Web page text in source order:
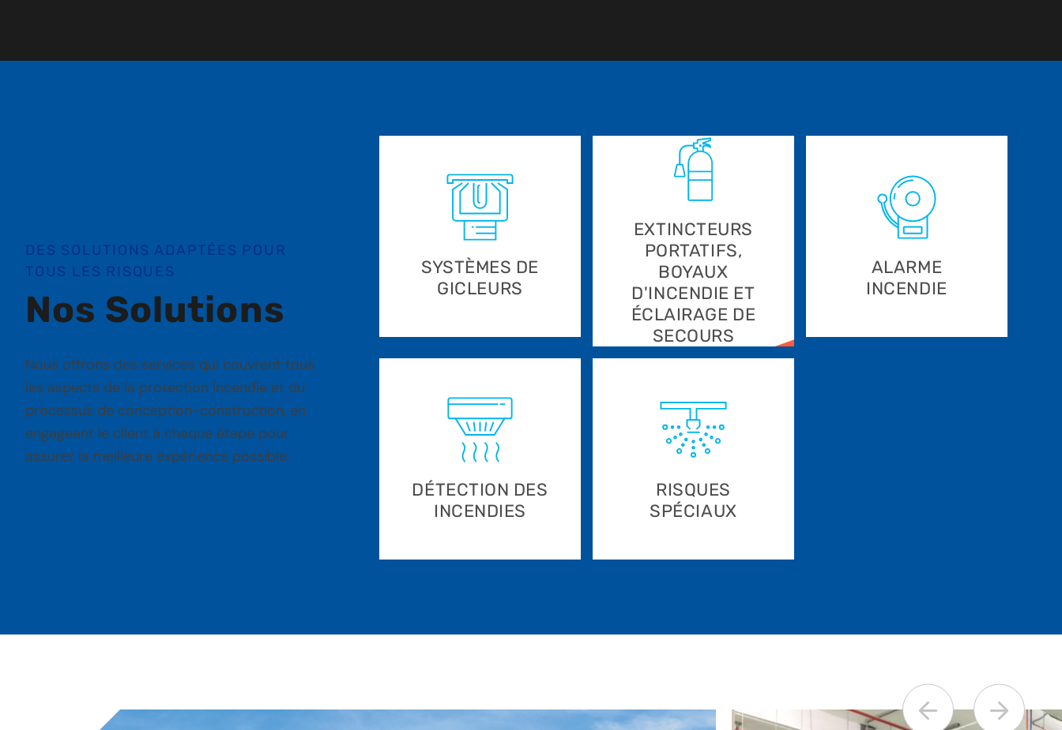
DES SOLUTIONS ADAPTÉES POUR
TOUS LES RISQUES
Nos Solutions
Nous offrons des services qui couvrent tous
les aspects de la protection incendie et du
processus de conception-construction, en
engageant le client à chaque étape pour
assurer la meilleure expérience possible.
SYSTÈMES DE
GICLEURS
EXTINCTEURS
PORTATIFS,
BOYAUX
D'INCENDIE ET
ÉCLAIRAGE DE
SECOURS
ALARME
INCENDIE
DÉTECTION DES
INCENDIES
RISQUES
SPÉCIAUX